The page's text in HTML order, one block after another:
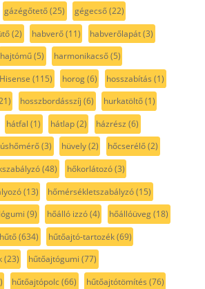
gázégőtető(25) gégecső(22)
(2) habverő(11) habverőlapát(3)
hajtómű(5) harmonikacső(5)
Hisense (115) horog(6) hosszabítás (1)
hosszbordásszíj (6) hurkatöltő(1)
hátfal (1) hátlap(2) házrész (6)
(3) hüvely(2) hőcserélő(2)
(48) hőkorlátozó(3)
(13) hőmérsékletszabályzó(15)
(9) hőálló izzó(4) hőállóüveg(18)
hűtő(634) hűtőajtó-tartozék(69)
(23) hűtőajtógumi (77)
hűtőajtópolc(66) hűtőajtótömítés (76)